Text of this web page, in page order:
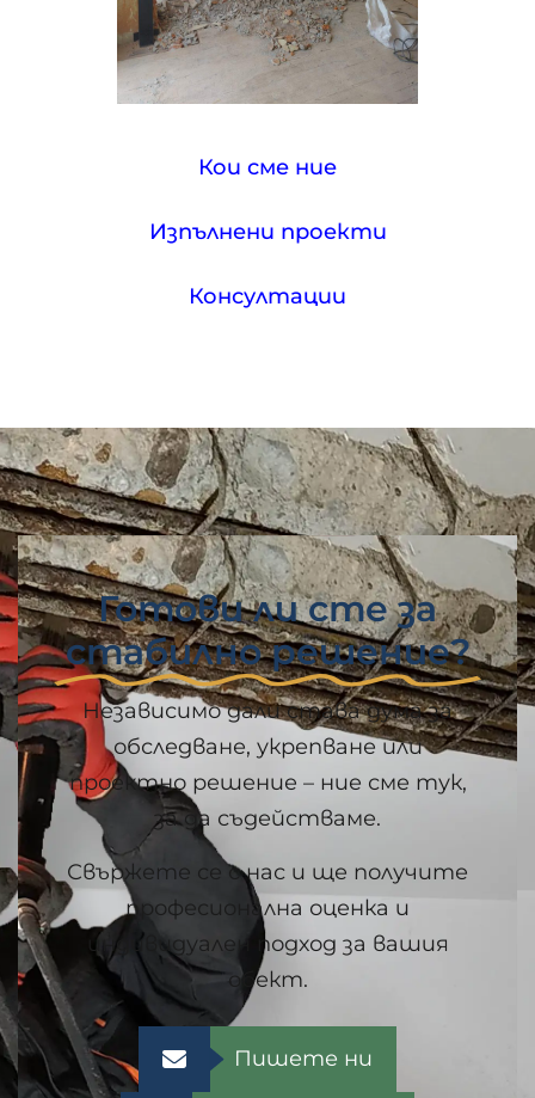
Кои сме ние
Изпълнени проекти
Консултации
Готови ли сте за
стабилно решение?
Независимо дали става дума за
обследване, укрепване или
проектно решение – ние сме тук,
за да съдействаме.
Свържете се с нас и ще получите
професионална оценка и
индивидуален подход за вашия
обект.
Пишете ни